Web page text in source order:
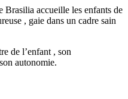
Brasilia accueille les enfants de
, gaie dans un cadre sain
de l’enfant , son
autonomie.